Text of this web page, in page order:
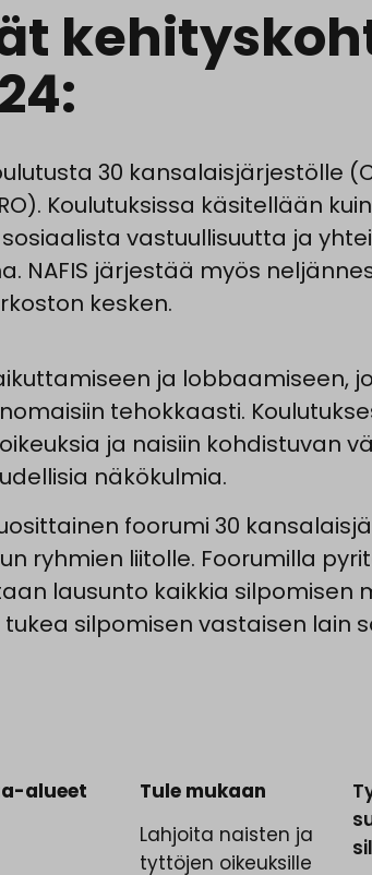
30 kansalaisjärjestölle
Koulutuksissa käsitellään
vastuullisuutta ja
NAFIS järjestää myös
kesken.
ja lobbaamiseen,
tehokkaasti.
ja naisiin kohdistuvan
näkökulmia.
foorumi 30
ryhmien liitolle. Foorumilla
lausunto kaikkia silpomisen
silpomisen vastaisen lain
alueet
Tule mukaan
Lahjoita naisten ja
tyttöjen oikeuksille